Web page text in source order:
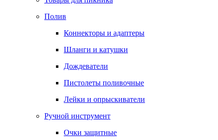
Полив
Коннекторы и адаптеры
Шланги и катушки
Дождеватели
Пистолеты поливочные
Лейки и опрыскиватели
Ручной инструмент
Очки защитные